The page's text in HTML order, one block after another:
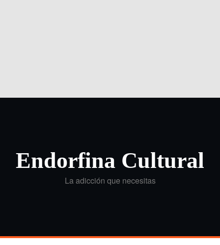
Endorfina Cultural
La adicción que necesitas